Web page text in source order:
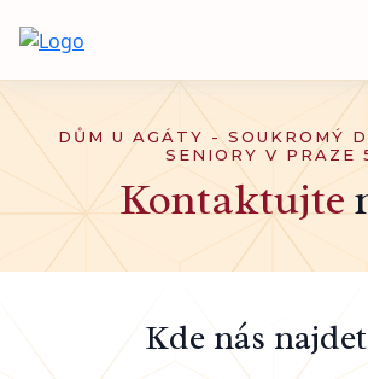
DŮM U AGÁTY - SOUKROMÝ
SENIORY V PRAZE
Kontaktujte
Kde nás